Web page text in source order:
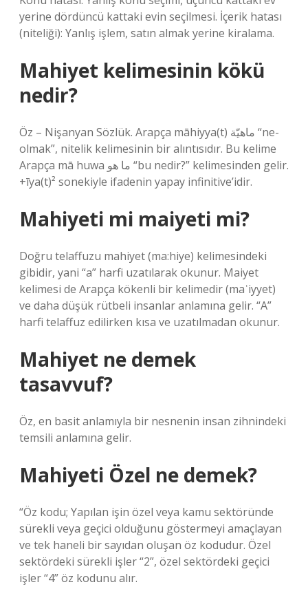
yerine dördüncü kattaki evin seçilmesi. İçerik hatası
(niteliği): Yanlış işlem, satın almak yerine kiralama.
Mahiyet kelimesinin kökü
nedir?
Öz – Nişanyan Sözlük. Arapça māhiyya(t) ماهيّة “ne-
olmak”, nitelik kelimesinin bir alıntısıdır. Bu kelime
Arapça mā huwa ما هو “bu nedir?” kelimesinden gelir.
+īya(t)² sonekiyle ifadenin yapay infinitive’idir.
Mahiyeti mi maiyeti mi?
Doğru telaffuzu mahiyet (ma:hiye) kelimesindeki
gibidir, yani “a” harfi uzatılarak okunur. Maiyet
kelimesi de Arapça kökenli bir kelimedir (maʿiyyet)
ve daha düşük rütbeli insanlar anlamına gelir. “A”
harfi telaffuz edilirken kısa ve uzatılmadan okunur.
Mahiyet ne demek
tasavvuf?
Öz, en basit anlamıyla bir nesnenin insan zihnindeki
temsili anlamına gelir.
Mahiyeti Özel ne demek?
“Öz kodu; Yapılan işin özel veya kamu sektöründe
sürekli veya geçici olduğunu göstermeyi amaçlayan
ve tek haneli bir sayıdan oluşan öz kodudur. Özel
sektördeki sürekli işler “2”, özel sektördeki geçici
işler “4” öz kodunu alır.